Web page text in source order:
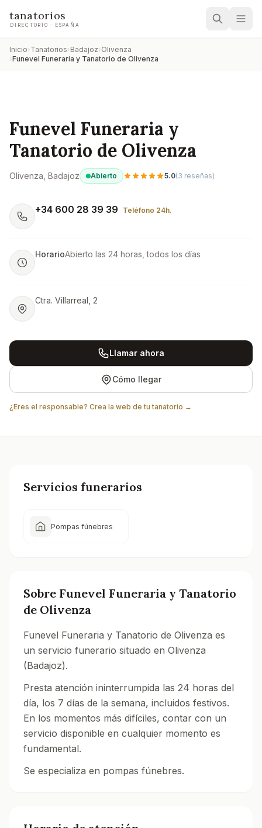
tanatorios
DIRECTORIO · ESPAÑA
Inicio›Tanatorios›Badajoz›Olivenza
›Funevel Funeraria y Tanatorio de Olivenza
Funevel Funeraria y
Tanatorio de Olivenza
Olivenza , Badajoz Abierto 5.0(3 reseñas)
+34 600 28 39 39 Teléfono 24h.
HorarioAbierto las 24 horas, todos los días
Ctra. Villarreal, 2
Llamar ahora
Cómo llegar
¿Eres el responsable? Crea la web de tu tanatorio →
Servicios funerarios
Pompas fúnebres
Sobre Funevel Funeraria y Tanatorio
de Olivenza
Funevel Funeraria y Tanatorio de Olivenza es
un servicio funerario situado en Olivenza
(Badajoz).
Presta atención ininterrumpida las 24 horas del
día, los 7 días de la semana, incluidos festivos.
En los momentos más difíciles, contar con un
servicio disponible en cualquier momento es
fundamental.
Se especializa en pompas fúnebres.